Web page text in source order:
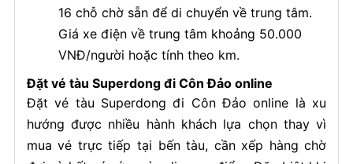
16 chỗ chờ sẵn để di chuyển về trung tâm.
Giá xe điện về trung tâm khoảng 50.000
VNĐ/người hoặc tính theo km.
Đặt vé tàu Superdong đi Côn Đảo online
Đặt vé tàu Superdong đi Côn Đảo online là xu
hướng được nhiều hành khách lựa chọn thay vì
mua vé trực tiếp tại bến tàu, cần xếp hàng chờ